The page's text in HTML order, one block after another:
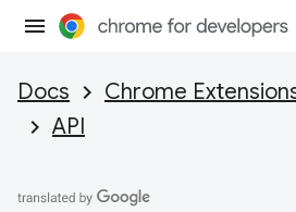
Docs Chrome
API